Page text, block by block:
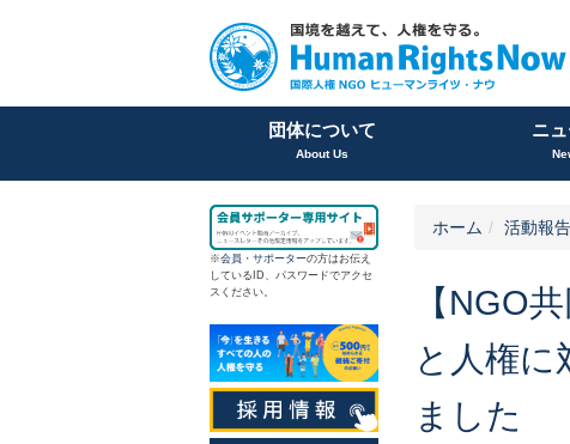
団体について
About Us
ニ
ホーム 活動報
【NGO
と人権に
ました
※会員 ・ サポーターの方はお伝え
しているID、パスワードでアクセ
スください。